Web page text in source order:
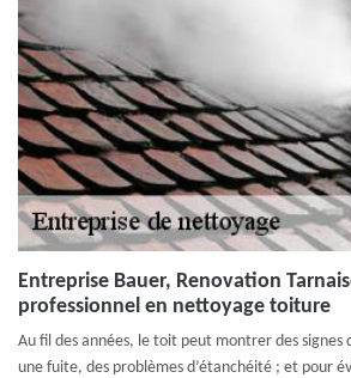
Entreprise Bauer, Renovation
professionnel en nettoyage toiture
Au fil des années, le toit peut montrer des signes
une fuite, des problèmes d’étanchéité ; et pour